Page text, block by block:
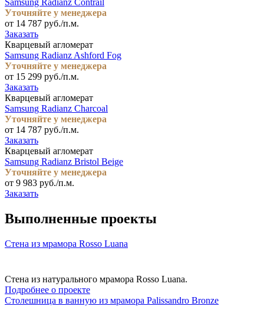
Samsung Radianz Contrail
Уточняйте у менеджера
от 14 787 руб./п.м.
Заказать
Кварцевый агломерат
Samsung Radianz Ashford Fog
Уточняйте у менеджера
от 15 299 руб./п.м.
Заказать
Кварцевый агломерат
Samsung Radianz Charcoal
Уточняйте у менеджера
от 14 787 руб./п.м.
Заказать
Кварцевый агломерат
Samsung Radianz Bristol Beige
Уточняйте у менеджера
от 9 983 руб./п.м.
Заказать
Выполненные проекты
Стена из мрамора Rosso Luana
Стена из натурального мрамора Rosso Luana.
Подробнее о проекте
Столешница в ванную из мрамора Palissandro Bronze